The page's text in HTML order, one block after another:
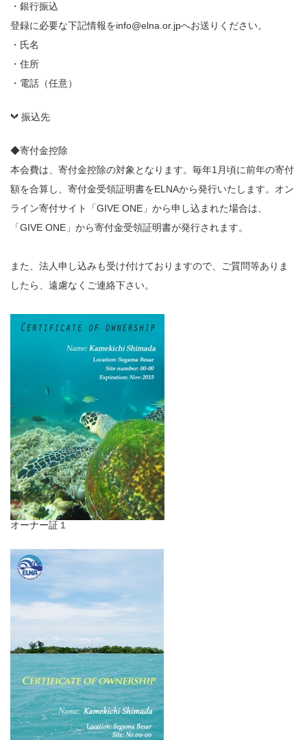
・銀行振込
登録に必要な下記情報をinfo@elna.or.jpへお送りください。
・氏名
・住所
・電話（任意）
振込先
◆寄付金控除
本会費は、寄付金控除の対象となります。毎年1月頃に前年の寄付
額を合算し、寄付金受領証明書をELNAから発行いたします。オン
ライン寄付サイト「GIVE ONE」から申し込まれた場合は、
「GIVE ONE」から寄付金受領証明書が発行されます。
また、法人申し込みも受け付けておりますので、ご質問等ありま
したら、遠慮なくご連絡下さい。
オーナー証１